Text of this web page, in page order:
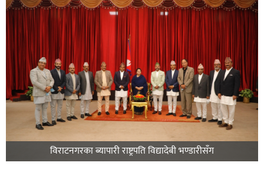
विराटनगरका ब्यापारी राष्ट्रपति विद्यादेबी भण्डारीसँग